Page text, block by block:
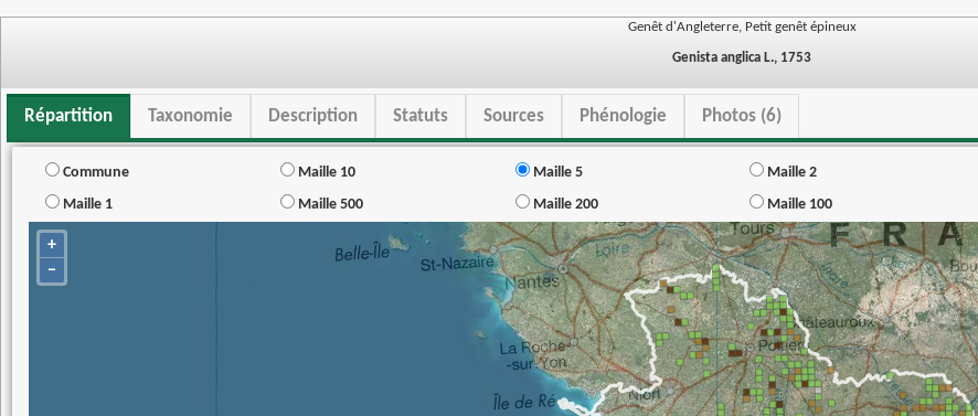
Genêt d'Angleterre, Petit genêt épineux
Genista anglica L., 1753
Répartition Taxonomie Description Statuts Sources Phénologie Photos (6)
Commune Maille 10 Maille 5
Maille 2
Maille 1
Maille 500 Maille 200 Maille 100
+
−